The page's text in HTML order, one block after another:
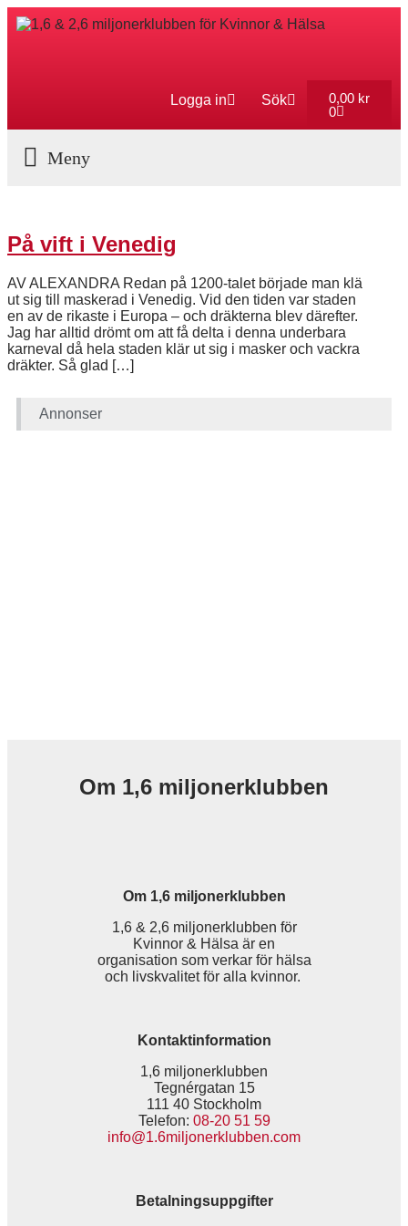
Logga in Sök 0,00 kr
0
På vift i Venedig
AV ALEXANDRA Redan på 1200-talet började man klä
ut sig till maskerad i Venedig. Vid den tiden var staden
en av de rikaste i Europa – och dräkterna blev därefter.
Jag har alltid drömt om att få delta i denna underbara
karneval då hela staden klär ut sig i masker och vackra
dräkter. Så glad […]
Annonser
Om 1,6 miljonerklubben
Om 1,6 miljonerklubben
1,6 & 2,6 miljonerklubben för
Kvinnor & Hälsa är en
organisation som verkar för hälsa
och livskvalitet för alla kvinnor.
Kontaktinformation
1,6 miljonerklubben
Tegnérgatan 15
111 40 Stockholm
Telefon: 08-20 51 59
info@1.6miljonerklubben.com
Betalningsuppgifter